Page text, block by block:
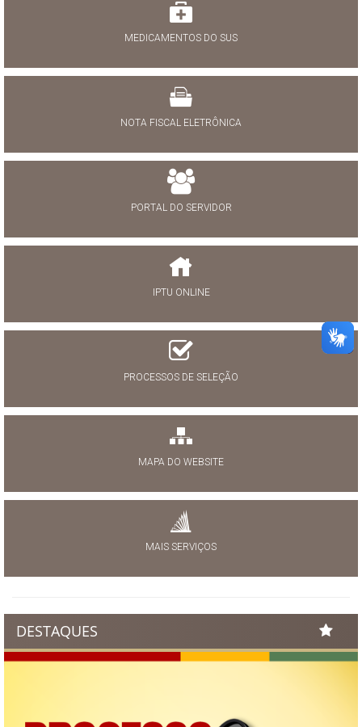
MEDICAMENTOS DO SUS
NOTA FISCAL ELETRÔNICA
PORTAL DO SERVIDOR
IPTU ONLINE
PROCESSOS DE SELEÇÃO
MAPA DO WEBSITE
MAIS SERVIÇOS
DESTAQUES